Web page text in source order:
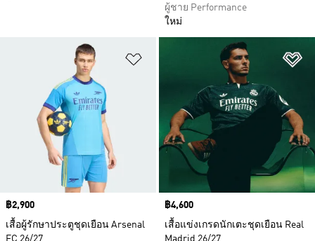
ผู้ชาย Performance
ใหม่
เพิ่มไปยังรายการสินค้าโปรด
Price
฿2,900
เสื้อผู้รักษาประตูชุดเยือน Arsenal
FC 26/27
Price
฿4,600
เสื้อแข่งเกรดนักเตะชุดเยือน Real
Madrid 26/27